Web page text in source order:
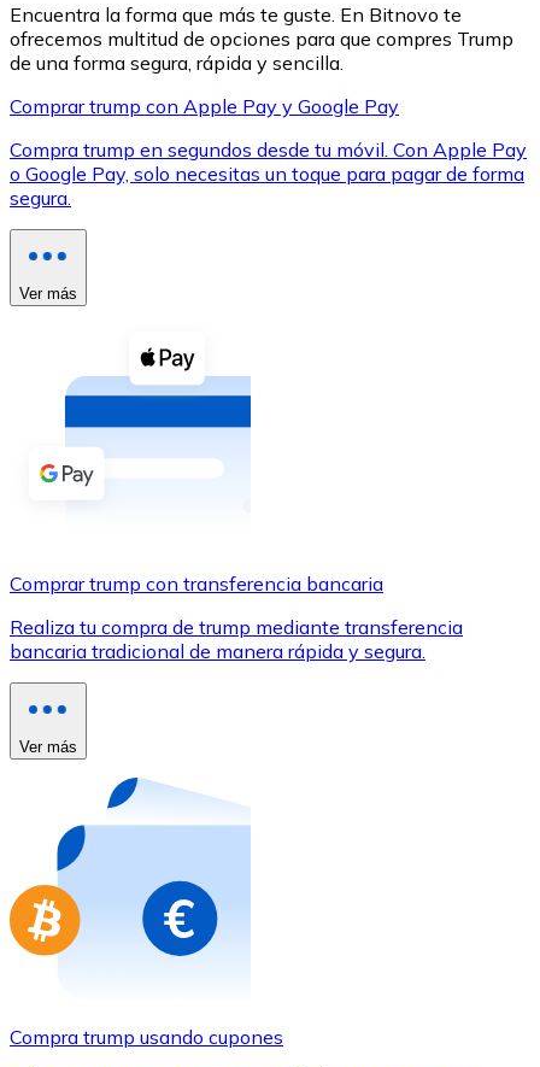
XRP
XRP
Ver todo
Compra criptomonedas con efectivo en tu tienda más
Comprar con efectivo
Transferencia SEPA
Utiliza tarjetas Visa y Mastercard para comprar
Comprar con tarjeta
Compra tarjetas regalo de tus marcas favoritas con
Ir a la tienda de tarjetas regalo
Encuentra la forma que más te guste. En Bitnovo te
ofrecemos multitud de opciones para que compres Trump
de una forma segura, rápida y sencilla.
Comprar trump con Apple Pay y Google Pay
Compra trump en segundos desde tu móvil. Con Apple Pay
o Google Pay, solo necesitas un toque para pagar de forma
segura.
Ver más
Comprar trump con transferencia bancaria
Realiza tu compra de trump mediante transferencia
bancaria tradicional de manera rápida y segura.
Ver más
Compra trump usando cupones